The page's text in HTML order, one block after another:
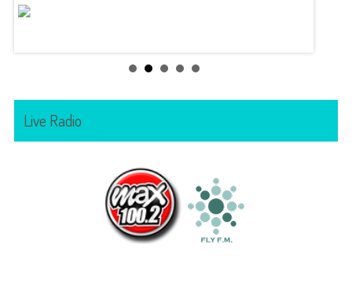
Live Radio